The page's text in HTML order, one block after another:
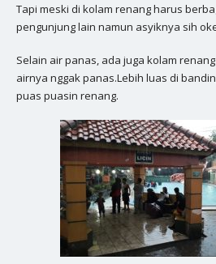
Tapi meski di kolam renang harus
pengunjung lain namun asyiknya sih
Selain air panas, ada juga kolam
airnya nggak panas.Lebih luas di
puas puasin renang.